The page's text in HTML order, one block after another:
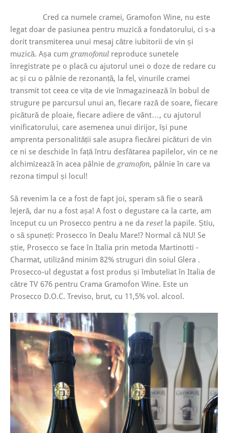
Cred ca numele cramei, Gramofon Wine, nu este
legat doar de pasiunea pentru muzică a fondatorului, ci s-a
dorit transmiterea unui mesaj către iubitorii de vin și
muzică. Așa cum gramofonul reproduce sunetele
înregistrate pe o placă cu ajutorul unei o doze de redare cu
ac și cu o pâlnie de rezonanță, la fel, vinurile cramei
transmit tot ceea ce vița de vie înmagazinează în bobul de
strugure pe parcursul unui an, fiecare rază de soare, fiecare
picătură de ploaie, fiecare adiere de vânt…, cu ajutorul
vinificatorului, care asemenea unui dirijor, își pune
amprenta personalității sale asupra fiecărei picături de vin
ce ni se deschide în față întru desfătarea papilelor, vin ce ne
alchimizează în acea pâlnie de gramofon, pâlnie în care va
rezona timpul și locul!
Să revenim la ce a fost de fapt joi, speram să fie o seară
lejeră, dar nu a fost așa! A fost o degustare ca la carte, am
început cu un Prosecco pentru a ne da reset la papile. Știu,
o să spuneți: Prosecco în Dealu Mare!? Normal că NU! Se
știe, Prosecco se face în Italia prin metoda Martinotti -
Charmat, utilizând minim 82% struguri din soiul Glera .
Prosecco-ul degustat a fost produs și îmbuteliat în Italia de
către TV 676 pentru Crama Gramofon Wine. Este un
Prosecco D.O.C. Treviso, brut, cu 11,5% vol. alcool.